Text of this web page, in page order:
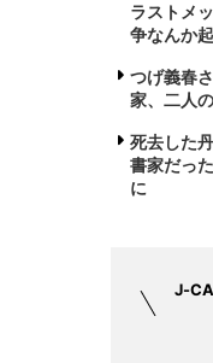
ラストメ
争なんか
つげ義春
家、二人
死去した
書家だっ
に
J-